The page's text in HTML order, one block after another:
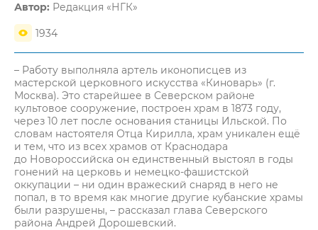
Автор: Редакция «НГК»
1934
– Работу выполняла артель иконописцев из
мастерской церковного искусства «Киноварь» (г.
Москва). Это старейшее в Северском районе
культовое сооружение, построен храм в 1873 году,
через 10 лет после основания станицы Ильской. По
словам настоятеля Отца Кирилла, храм уникален ещё
и тем, что из всех храмов от Краснодара
до Новороссийска он единственный выстоял в годы
гонений на церковь и немецко-фашистской
оккупации – ни один вражеский снаряд в него не
попал, в то время как многие другие кубанские храмы
были разрушены, – рассказал глава Северского
района Андрей Дорошевский.